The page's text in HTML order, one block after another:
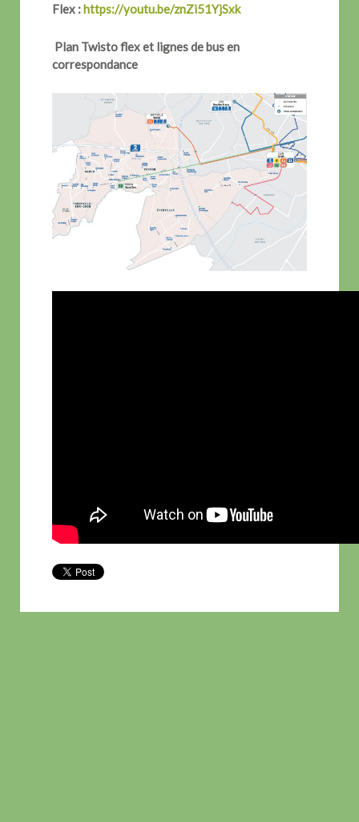
Flex :https://youtu.be/znZi51YjSxk
Plan Twisto flex et lignes de bus en
correspondance